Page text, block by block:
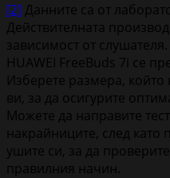
[2] Данните са от
Действителната
зависимост от
HUAWEI FreeBuds 7i се
Изберете размера,
ви, за да осигурите
Можете да направите
накрайниците, след като
ушите си, за да
правилния начин.